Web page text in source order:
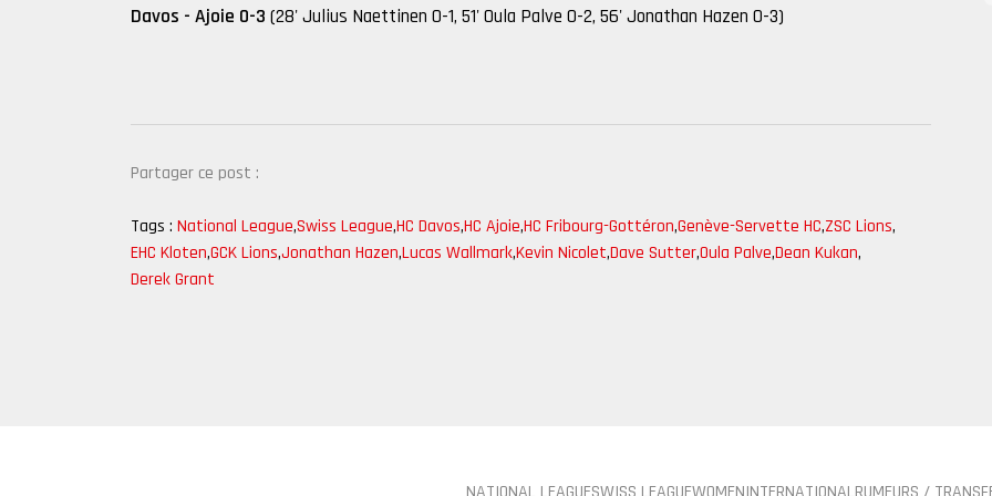
Davos - Ajoie 0-3 (28' Julius Naettinen 0-1, 51' Oula Palve 0-2, 56' Jonathan Hazen 0-3)
Partager ce post :
Tags : National League,Swiss League,HC Davos,HC Ajoie,HC Fribourg-Gottéron,Genève-Servette HC,ZSC Lions,
EHC Kloten,GCK Lions,Jonathan Hazen,Lucas Wallmark,Kevin Nicolet,Dave Sutter,Oula Palve,Dean Kukan,
Derek Grant